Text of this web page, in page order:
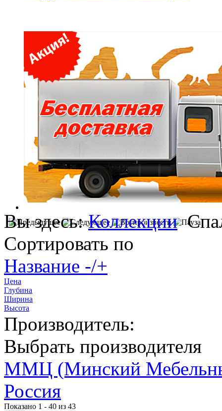
Вы здесь:Коллекции
Сортировать по
Название -/+
Цена
Глубина
Ширина
Высота
Производитель:
Выбрать производителя
ММЦ (Минский
Россия
Показано 1 - 40 из 43